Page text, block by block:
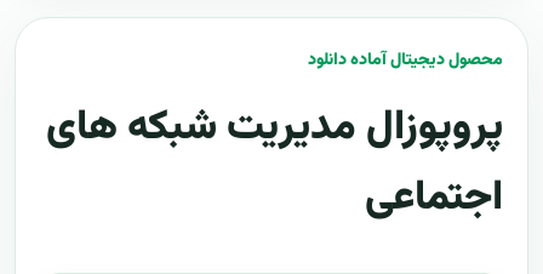
محصول دیجیتال آماده دانلود
پروپوزال مدیریت شبکه های
اجتماعی